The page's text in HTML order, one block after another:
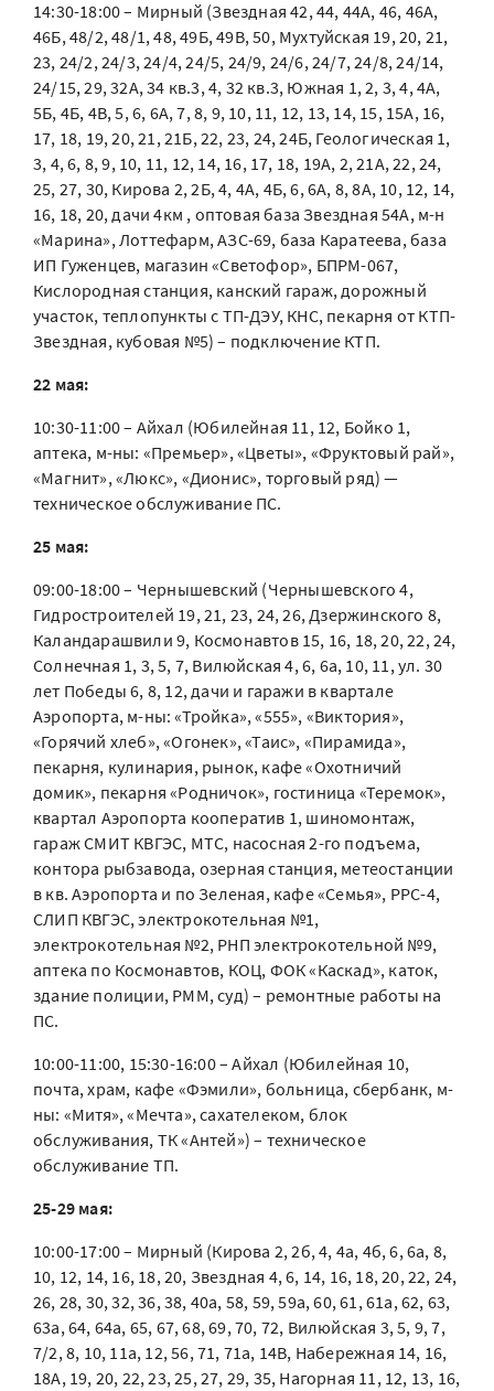
14:30-18:00 – Мирный (Звездная 42, 44, 44А, 46, 46А,
46Б, 48/2, 48/1, 48, 49Б, 49В, 50, Мухтуйская 19, 20, 21,
23, 24/2, 24/3, 24/4, 24/5, 24/9, 24/6, 24/7, 24/8, 24/14,
24/15, 29, 32А, 34 кв.3, 4, 32 кв.3, Южная 1, 2, 3, 4, 4А,
5Б, 4Б, 4В, 5, 6, 6А, 7, 8, 9, 10, 11, 12, 13, 14, 15, 15А, 16,
17, 18, 19, 20, 21, 21Б, 22, 23, 24, 24Б, Геологическая 1,
3, 4, 6, 8, 9, 10, 11, 12, 14, 16, 17, 18, 19А, 2, 21А, 22, 24,
25, 27, 30, Кирова 2, 2Б, 4, 4А, 4Б, 6, 6А, 8, 8А, 10, 12, 14,
16, 18, 20, дачи 4км , оптовая база Звездная 54А, м-н
«Марина», Лоттефарм, АЗС-69, база Каратеева, база
ИП Гуженцев, магазин «Светофор», БПРМ-067,
Кислородная станция, канский гараж, дорожный
участок, теплопункты с ТП-ДЭУ, КНС, пекарня от КТП-
Звездная, кубовая №5) – подключение КТП.
22 мая:
10:30-11:00 – Айхал (Юбилейная 11, 12, Бойко 1,
аптека, м-ны: «Премьер», «Цветы», «Фруктовый рай»,
«Магнит», «Люкс», «Дионис», торговый ряд) —
техническое обслуживание ПС.
25 мая:
09:00-18:00 – Чернышевский (Чернышевского 4,
Гидростроителей 19, 21, 23, 24, 26, Дзержинского 8,
Каландарашвили 9, Космонавтов 15, 16, 18, 20, 22, 24,
Солнечная 1, 3, 5, 7, Вилюйская 4, 6, 6а, 10, 11, ул. 30
лет Победы 6, 8, 12, дачи и гаражи в квартале
Аэропорта, м-ны: «Тройка», «555», «Виктория»,
«Горячий хлеб», «Огонек», «Таис», «Пирамида»,
пекарня, кулинария, рынок, кафе «Охотничий
домик», пекарня «Родничок», гостиница «Теремок»,
квартал Аэропорта кооператив 1, шиномонтаж,
гараж СМИТ КВГЭС, МТС, насосная 2-го подъема,
контора рыбзавода, озерная станция, метеостанции
в кв. Аэропорта и по Зеленая, кафе «Семья», РРС-4,
СЛИП КВГЭС, электрокотельная №1,
электрокотельная №2, РНП электрокотельной №9,
аптека по Космонавтов, КОЦ, ФОК «Каскад», каток,
здание полиции, РММ, суд) – ремонтные работы на
ПС.
10:00-11:00, 15:30-16:00 – Айхал (Юбилейная 10,
почта, храм, кафе «Фэмили», больница, сбербанк, м-
ны: «Митя», «Мечта», сахателеком, блок
обслуживания, ТК «Антей») – техническое
обслуживание ТП.
25-29 мая:
10:00-17:00 – Мирный (Кирова 2, 2б, 4, 4а, 4б, 6, 6а, 8,
10, 12, 14, 16, 18, 20, Звездная 4, 6, 14, 16, 18, 20, 22, 24,
26, 28, 30, 32, 36, 38, 40а, 58, 59, 59а, 60, 61, 61а, 62, 63,
63а, 64, 64а, 65, 67, 68, 69, 70, 72, Вилюйская 3, 5, 9, 7,
7/2, 8, 10, 11а, 12, 56, 71, 71а, 14В, Набережная 14, 16,
18А, 19, 20, 22, 23, 25, 27, 29, 35, Нагорная 11, 12, 13, 16,